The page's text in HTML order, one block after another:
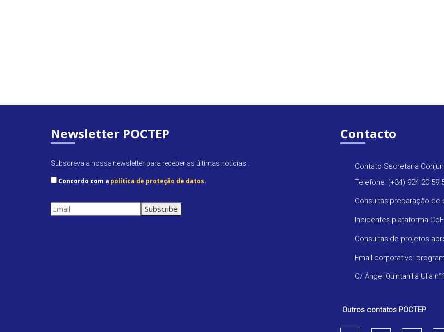
Newsletter POCTEP
Subscreva a nossa newsletter para receber as últimas notícias .
Concordo com a política de proteção de datos.
Contacto
Contato Secretaria
Telefone: (+34) 924 20 59
Consultas preparação de
Incidentes plataforma
Consultas de projetos
Email corporativo:
C/ Ángel Quintanilla Ulla
Outros contatos POCTEP